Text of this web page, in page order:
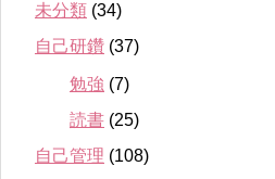
未分類 (34)
自己研鑽 (37)
勉強 (7)
読書 (25)
自己管理 (108)